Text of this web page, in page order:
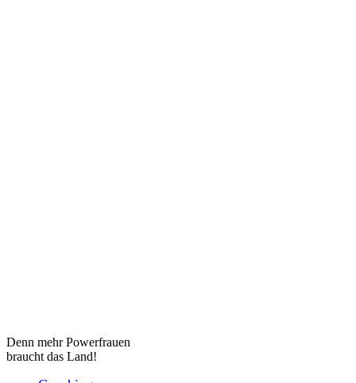
Denn mehr Powerfrauen
braucht das Land!